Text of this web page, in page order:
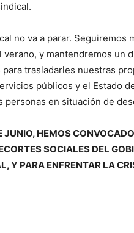
no va a parar.
verano, y mantendremos un
trasladarles nuestras
públicos y el Estado
personas en situación de
JUNIO, HEMOS
SOCIALES DEL
Y PARA ENFRENTAR LA